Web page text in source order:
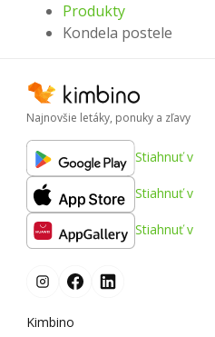
Produkty
Kondela postele
Najnovšie letáky, ponuky a zľavy
Stiahnuť v
Stiahnuť v
Stiahnuť v
Kimbino